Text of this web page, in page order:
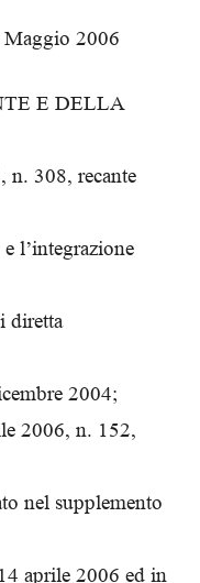
Maggio 2006
E DELLA
n. 308, recante
l’integrazione
diretta
2004;
2006, n. 152,
nel supplemento
aprile 2006 ed in